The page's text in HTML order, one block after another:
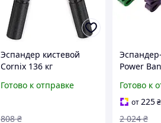
Эспандер кистевой
Cornix 136 кг
лучшая цена с быстрой
Готово к отправке
808 ₴
Power
спорта)
0089
быстрой
Готово к
от225₴
2 024 ₴